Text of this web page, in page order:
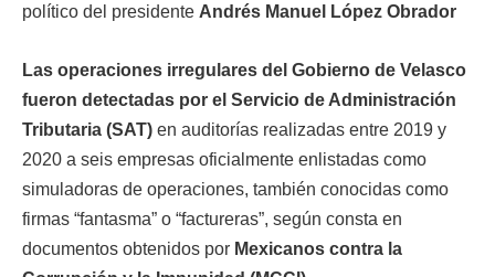
político del presidente Andrés Manuel López Obrador
Las operaciones irregulares del Gobierno de Velasco
fueron detectadas por el Servicio de Administración
Tributaria (SAT) en auditorías realizadas entre 2019 y
2020 a seis empresas oficialmente enlistadas como
simuladoras de operaciones, también conocidas como
firmas “fantasma” o “factureras”, según consta en
documentos obtenidos por Mexicanos contra la